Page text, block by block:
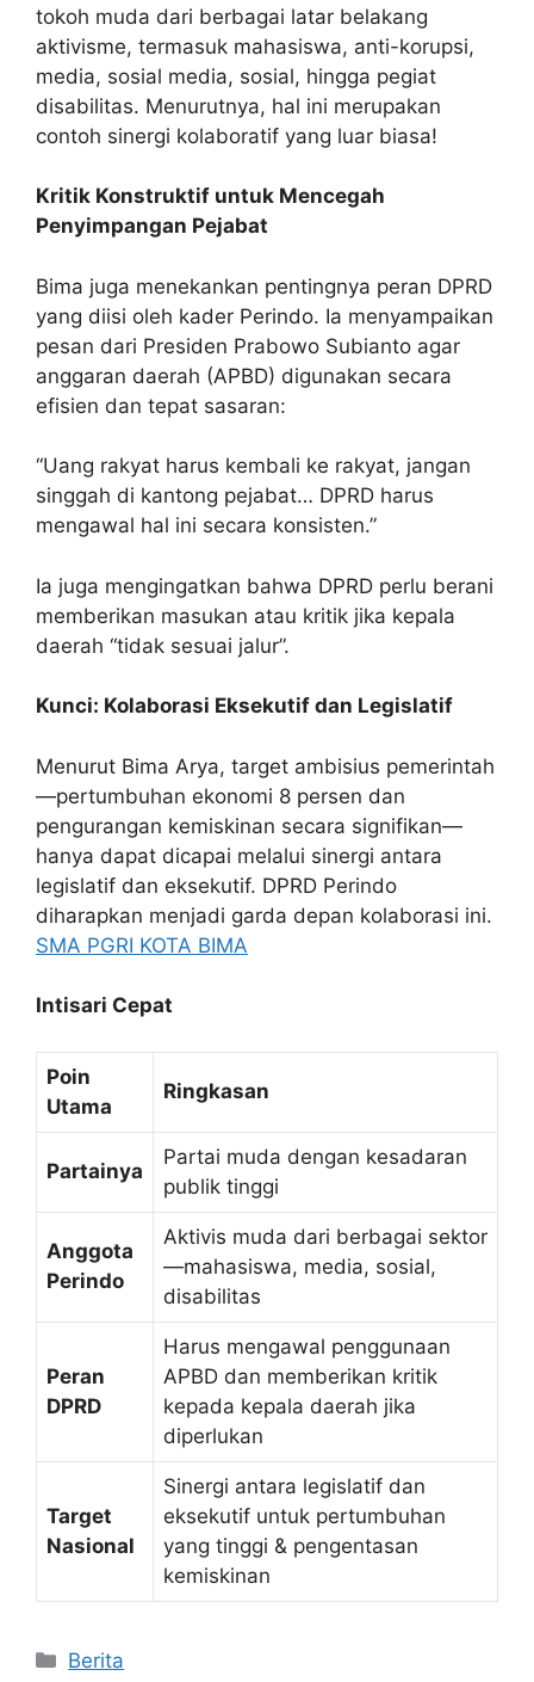
tokoh muda dari berbagai latar belakang
aktivisme, termasuk mahasiswa, anti-korupsi,
media, sosial media, sosial, hingga pegiat
disabilitas. Menurutnya, hal ini merupakan
contoh sinergi kolaboratif yang luar biasa!
Kritik Konstruktif untuk Mencegah
Penyimpangan Pejabat
Bima juga menekankan pentingnya peran DPRD
yang diisi oleh kader Perindo. Ia menyampaikan
pesan dari Presiden Prabowo Subianto agar
anggaran daerah (APBD) digunakan secara
efisien dan tepat sasaran:
“Uang rakyat harus kembali ke rakyat, jangan
singgah di kantong pejabat… DPRD harus
mengawal hal ini secara konsisten.”
Ia juga mengingatkan bahwa DPRD perlu berani
memberikan masukan atau kritik jika kepala
daerah “tidak sesuai jalur”.
Kunci: Kolaborasi Eksekutif dan Legislatif
Menurut Bima Arya, target ambisius pemerintah
—pertumbuhan ekonomi 8 persen dan
pengurangan kemiskinan secara signifikan—
hanya dapat dicapai melalui sinergi antara
legislatif dan eksekutif. DPRD Perindo
diharapkan menjadi garda depan kolaborasi ini.
SMA PGRI KOTA BIMA
Intisari Cepat
Poin
Utama
Ringkasan
Partainya
Partai muda dengan kesadaran
publik tinggi
Anggota
Perindo
Aktivis muda dari berbagai sektor
—mahasiswa, media, sosial,
disabilitas
Peran
DPRD
Harus mengawal penggunaan
APBD dan memberikan kritik
kepada kepala daerah jika
diperlukan
Target
Nasional
Sinergi antara legislatif dan
eksekutif untuk pertumbuhan
yang tinggi & pengentasan
kemiskinan
Kategori
Berita